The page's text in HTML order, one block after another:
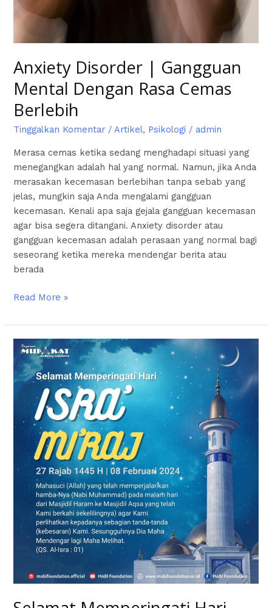
Anxiety Disorder | Gangguan
Mental Dengan Rasa Cemas
Berlebih
Tinggalkan Komentar /Artikel, Psikologi / admin
Merasa cemas ketika sedang menghadapi situasi yang
menegangkan adalah hal yang normal. Namun, jika Anda
merasakan kecemasan berlebihan tanpa sebab yang
jelas, mungkin saja Anda mengalami gangguan
kecemasan. Kenali apa saja gejala gangguan kecemasan
agar bisa segera ditangani. Anxiety disorder atau
gangguan kecemasan adalah perasaan yang normal bagi
seseorang ketika mereka mendengar berita atau
berada
Read More »
Selamat
Memperingati
Hari
Mi’raj
Febuari
2024